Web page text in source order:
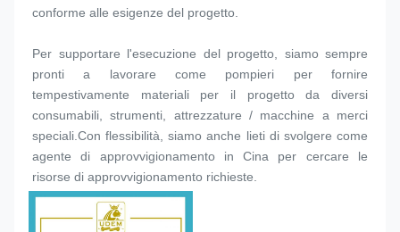
conforme alle esigenze del progetto.
Per supportare l'esecuzione del progetto, siamo sempre
pronti a lavorare come pompieri per fornire
tempestivamente materiali per il progetto da diversi
consumabili, strumenti, attrezzature / macchine a merci
speciali.Con flessibilità, siamo anche lieti di svolgere come
agente di approvvigionamento in Cina per cercare le
risorse di approvvigionamento richieste.